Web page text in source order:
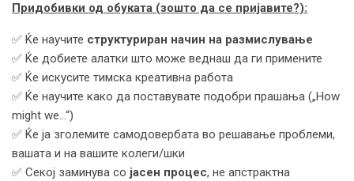
Придобивки од обуката (зошто да се пријавите?):
✅ Ќе научите структуриран начин на размислување
✅ Ќе добиете алатки што може веднаш да ги примените
✅ Ќе искусите тимска креативна работа
✅ Ќе научите како да поставувате подобри прашања („How
might we…“)
✅ Ќе ја зголемите самодовербата во решавање проблеми,
вашата и на вашите колеги/шки
✅ Секој заминува со јасен процес, не апстрактна